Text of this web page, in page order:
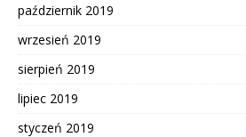
październik 2019
wrzesień 2019
sierpień 2019
lipiec 2019
styczeń 2019